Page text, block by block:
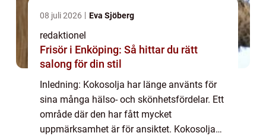
08 juli 2026 Eva Sjöberg
redaktionel
Frisör i Enköping: Så hittar du rätt
salong för din stil
Inledning: Kokosolja har länge använts för
sina många hälso- och skönhetsfördelar. Ett
område där den har fått mycket
uppmärksamhet är för ansiktet. Kokosolja